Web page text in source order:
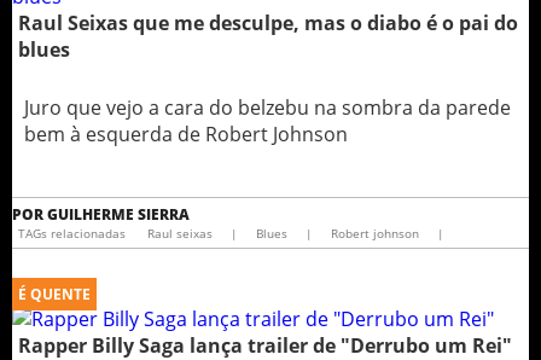
Raul Seixas que me desculpe, mas o diabo é o pai do
blues
Juro que vejo a cara do belzebu na sombra da parede
bem à esquerda de Robert Johnson
PORGUILHERME SIERRA
TAGs relacionadas Raul seixas | Blues | Robert johnson |
É QUENTE
Rapper Billy Saga lança trailer de "Derrubo um Rei"